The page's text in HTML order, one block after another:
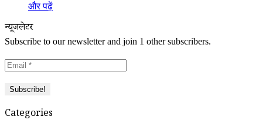
और पढ़ें
न्यूजलेटर
Subscribe to our newsletter and join 1 other subscribers.
Categories